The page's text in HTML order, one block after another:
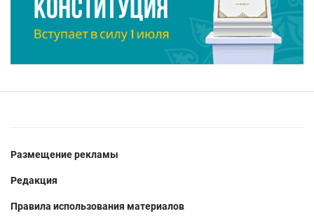
Размещение рекламы
Редакция
Правила использования материалов